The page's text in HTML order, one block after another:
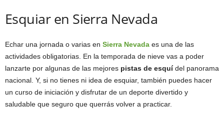
Esquiar en Sierra Nevada
Echar una jornada o varias en Sierra Nevada es una de las
actividades obligatorias. En la temporada de nieve vas a poder
lanzarte por algunas de las mejores pistas de esquídel panorama
nacional. Y, si no tienes ni idea de esquiar, también puedes hacer
un curso de iniciación y disfrutar de un deporte divertido y
saludable que seguro que querrás volver a practicar.